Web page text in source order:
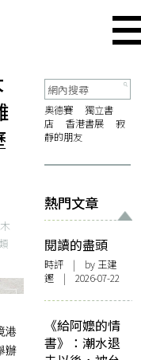
港
辦
奧德賽
獨立書
店
香港書展
寂
靜的朋友
熱門文章
閱讀的盡頭
時評 | by 王建
鏗 | 2026-07-22
《給阿嬤的情
書》：潮水退